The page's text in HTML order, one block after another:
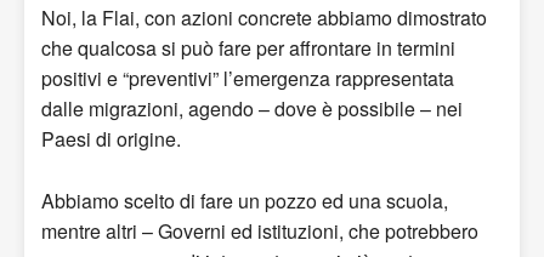
Noi, la Flai, con azioni concrete abbiamo dimostrato
che qualcosa si può fare per affrontare in termini
positivi e “preventivi” l’emergenza rappresentata
dalle migrazioni, agendo – dove è possibile – nei
Paesi di origine.
Abbiamo scelto di fare un pozzo ed una scuola,
mentre altri – Governi ed istituzioni, che potrebbero